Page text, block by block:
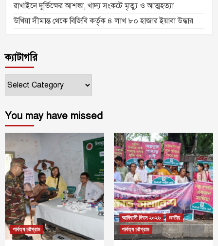
রাখাইনে দুর্ভিক্ষের আশঙ্কা, খাদ্য সংকটে মৃত্যু ও আত্মহত্যা
উখিয়া সীমান্ত থেকে বিজিবি কর্তৃক ৪ লাখ ৮০ হাজার ইয়াবা উদ্ধার
ক্যাটাগরি
ক্যাটাগরি
You may have missed
পার্বত্য চট্টগ্রাম
আদিবাসী দিবস ২০২৬
জাতীয়
পার্বত্য চট্টগ্রাম